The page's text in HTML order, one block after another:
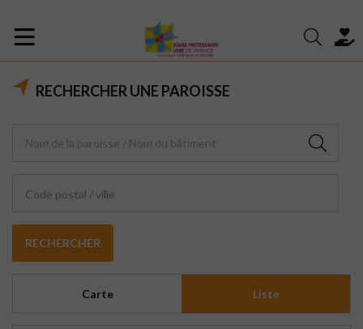
RECHERCHER UNE PAROISSE
Code postal / ville
RECHERCHER
Carte Liste